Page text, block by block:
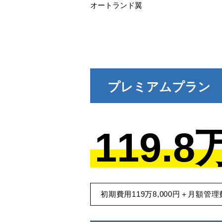
オートランド翼
プレミアムプラン
119.8
初期費用119万8,000円＋月額管理